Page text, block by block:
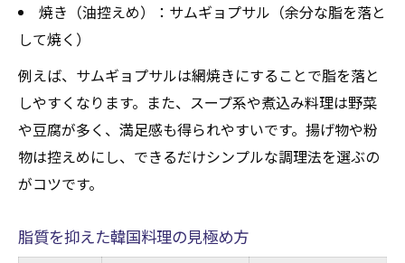
焼き（油控えめ）：サムギョプサル（余分な脂を落と
して焼く）
例えば、サムギョプサルは網焼きにすることで脂を落と
しやすくなります。また、スープ系や煮込み料理は野菜
や豆腐が多く、満足感も得られやすいです。揚げ物や粉
物は控えめにし、できるだけシンプルな調理法を選ぶの
がコツです。
脂質を抑えた韓国料理の見極め方